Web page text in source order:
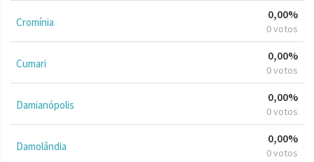
Cromínia
0,00%
0 votos
Cumari
0,00%
0 votos
Damianópolis
0,00%
0 votos
Damolândia
0,00%
0 votos